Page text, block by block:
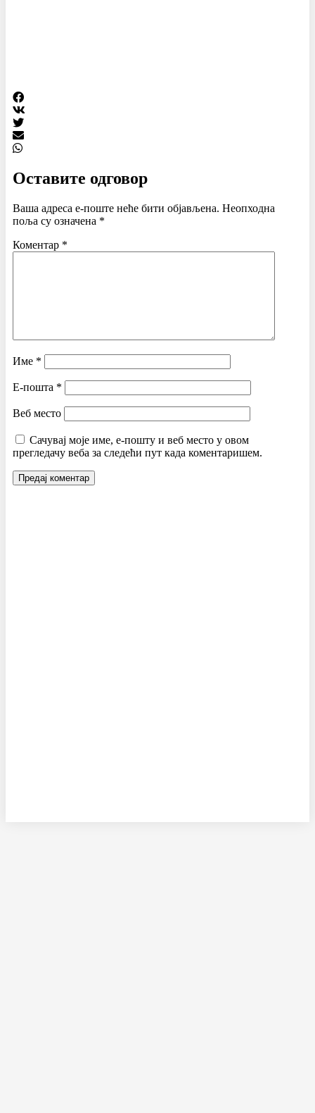
Оставите одговор
Ваша адреса е-поште неће бити објављена. Неопходна
поља су означена *
Коментар *
Име *
Е-пошта *
Веб место
Сачувај моје име, е-пошту и веб место у овом
прегледачу веба за следећи пут када коментаришем.